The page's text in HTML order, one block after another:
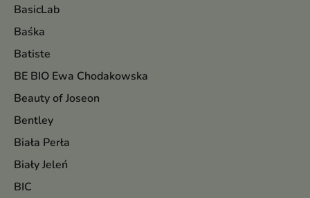
BasicLab
Baśka
Batiste
BE BIO Ewa Chodakowska
Beauty of Joseon
Bentley
Biała Perła
Biały Jeleń
BIC